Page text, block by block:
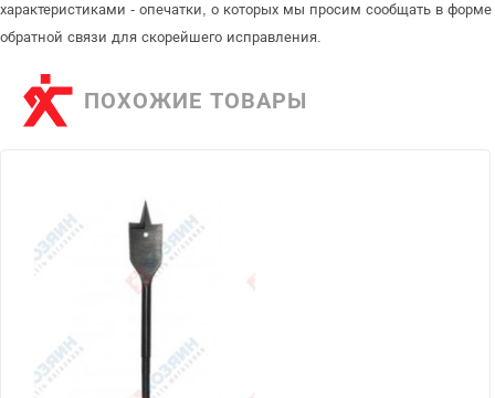
характеристиками - опечатки, о которых мы просим сообщать в форме
обратной связи для скорейшего исправления.
ПОХОЖИЕ ТОВАРЫ